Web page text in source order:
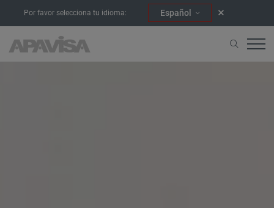
Por favor selecciona tu idioma: Español